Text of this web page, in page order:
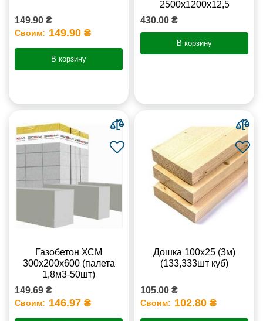
149.90 ₴
Своим: 149.90 ₴
В корзину
2500х1200х12,5
430.00 ₴
В корзину
Газобетон ХСМ
300x200x600 (палета
1,8м3-50шт)
149.69 ₴
Своим: 146.97 ₴
Дошка 100х25 (3м)
(133,333шт куб)
105.00 ₴
Своим: 102.80 ₴